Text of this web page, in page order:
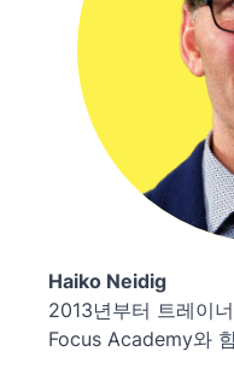
Haiko Neidig
2013년부터 트레이
Focus Academy와